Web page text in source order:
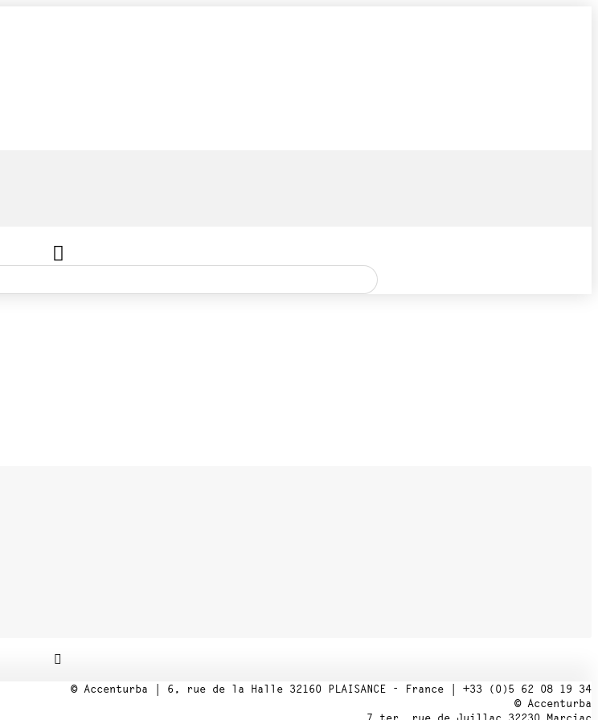
© Accenturba | 6, rue de la Halle 32160 PLAISANCE - France | +33 (0)5 62 08 19 34
© Accenturba